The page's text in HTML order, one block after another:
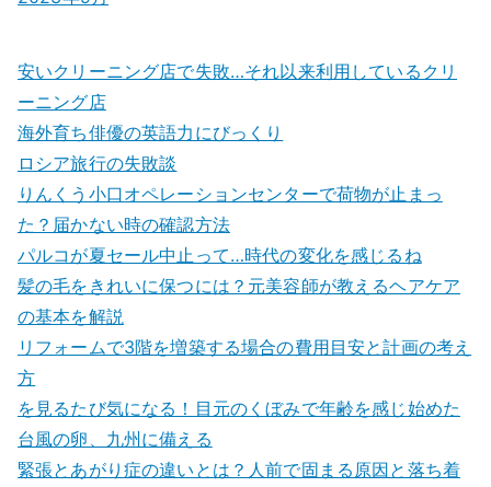
安いクリーニング店で失敗…それ以来利用しているクリ
ーニング店
海外育ち俳優の英語力にびっくり
ロシア旅行の失敗談
りんくう小口オペレーションセンターで荷物が止まっ
た？届かない時の確認方法
パルコが夏セール中止って…時代の変化を感じるね
髪の毛をきれいに保つには？元美容師が教えるヘアケア
の基本を解説
リフォームで3階を増築する場合の費用目安と計画の考え
方
を見るたび気になる！目元のくぼみで年齢を感じ始めた
台風の卵、九州に備える
緊張とあがり症の違いとは？人前で固まる原因と落ち着